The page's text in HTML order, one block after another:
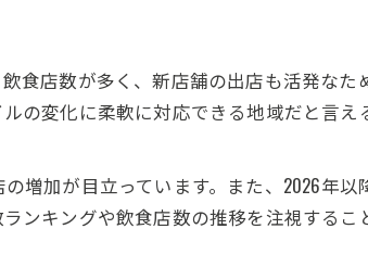
食店数が多く、新店舗の出店も活発なた
の変化に柔軟に対応できる地域だと言え
増加が目立っています。また、2026年以
ンキングや飲食店数の推移を注視するこ